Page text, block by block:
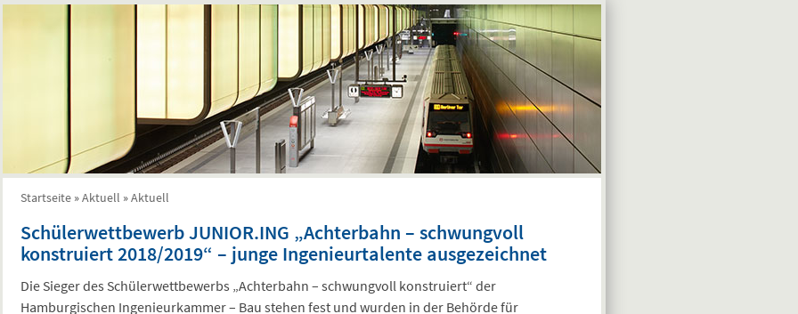
Sie sind hier
Startseite »Aktuell »Aktuell
Schülerwettbewerb JUNIOR.ING „Achterbahn – schwungvoll
konstruiert 2018/2019“ – junge Ingenieurtalente ausgezeichnet
Die Sieger des Schülerwettbewerbs „Achterbahn – schwungvoll konstruiert“ der
Hamburgischen Ingenieurkammer – Bau stehen fest und wurden in der Behörde für